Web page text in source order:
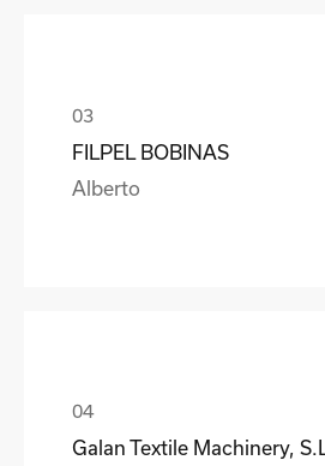
FILPEL BOBINAS
Alberto
Galan Textile Machinery, S.L.